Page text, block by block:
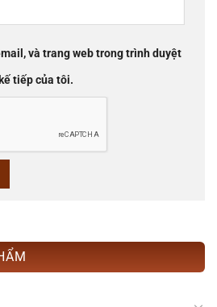
và trang web trong trình duyệt
tiếp của tôi.